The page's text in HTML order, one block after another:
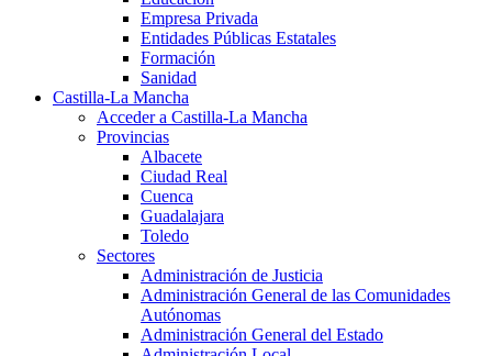
Empresa Privada
Entidades Públicas Estatales
Formación
Sanidad
Castilla-La Mancha
Acceder a Castilla-La Mancha
Provincias
Albacete
Ciudad Real
Cuenca
Guadalajara
Toledo
Sectores
Administración de Justicia
Administración General de las Comunidades
Autónomas
Administración General del Estado